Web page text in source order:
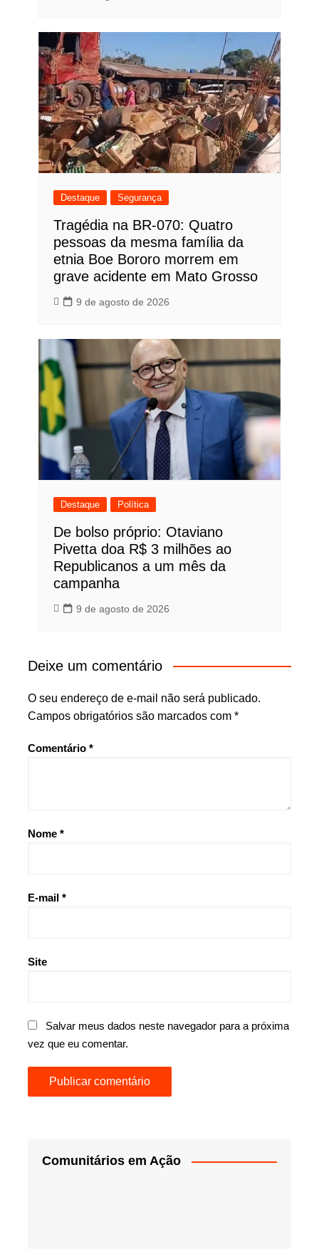
Destaque Segurança
Tragédia na BR-070: Quatro
pessoas da mesma família da
etnia Boe Bororo morrem em
grave acidente em Mato Grosso
9 de agosto de 2026
Destaque Política
De bolso próprio: Otaviano
Pivetta doa R$ 3 milhões ao
Republicanos a um mês da
campanha
9 de agosto de 2026
Deixe um comentário
O seu endereço de e-mail não será publicado.
Campos obrigatórios são marcados com *
Comentário *
Nome *
E-mail *
Site
Salvar meus dados neste navegador para a próxima
vez que eu comentar.
Comunitários em Ação